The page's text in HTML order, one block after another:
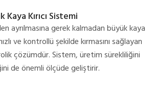
Kırıcı Sistemi
ayrılmasına gerek kalmadan büyük kaya
ve kontrollü şekilde kırmasını sağlayan
çözümdür. Sistem, üretim sürekliliğini
de önemli ölçüde geliştirir.